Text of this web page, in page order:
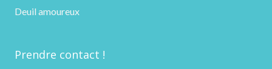
Deuil amoureux
Prendre contact !